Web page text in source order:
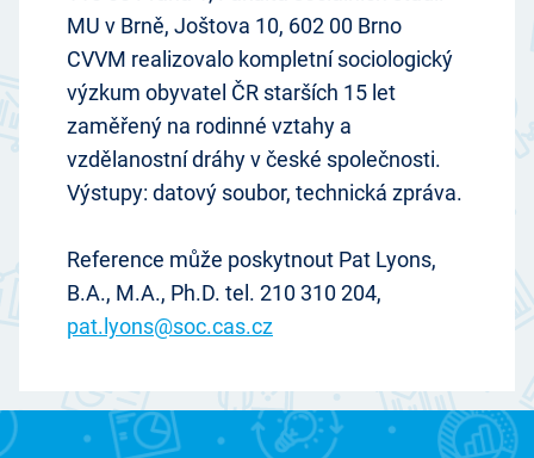
MU v Brně, Joštova 10, 602 00 Brno
­CVVM realizovalo kompletní sociologický
výzkum obyvatel ČR starších 15 let
zaměřený na rodinné vztahy a
vzdělanostní dráhy v české společnosti.
Výstupy: datový soubor, technická zpráva.
­Reference může poskytnout Pat Lyons,
B.A., M.A., Ph.D. tel. 210 310 204,
pat.lyons@soc.cas.cz